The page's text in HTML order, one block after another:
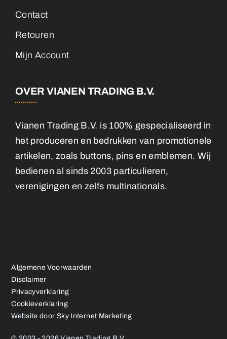
Contact
Retouren
Mijn Account
OVER VIANEN TRADING B.V.
Vianen Trading B.V. is 100% gespecialiseerd in
het produceren en bedrukken van promotionele
artikelen, zoals buttons, pins en emblemen. Wij
bedienen al sinds 2003 particulieren,
verenigingen en zelfs multinationals.
Algemene Voorwaarden
Disclaimer
Privacyverklaring
Cookieverklaring
Website door Sky Internet Marketing